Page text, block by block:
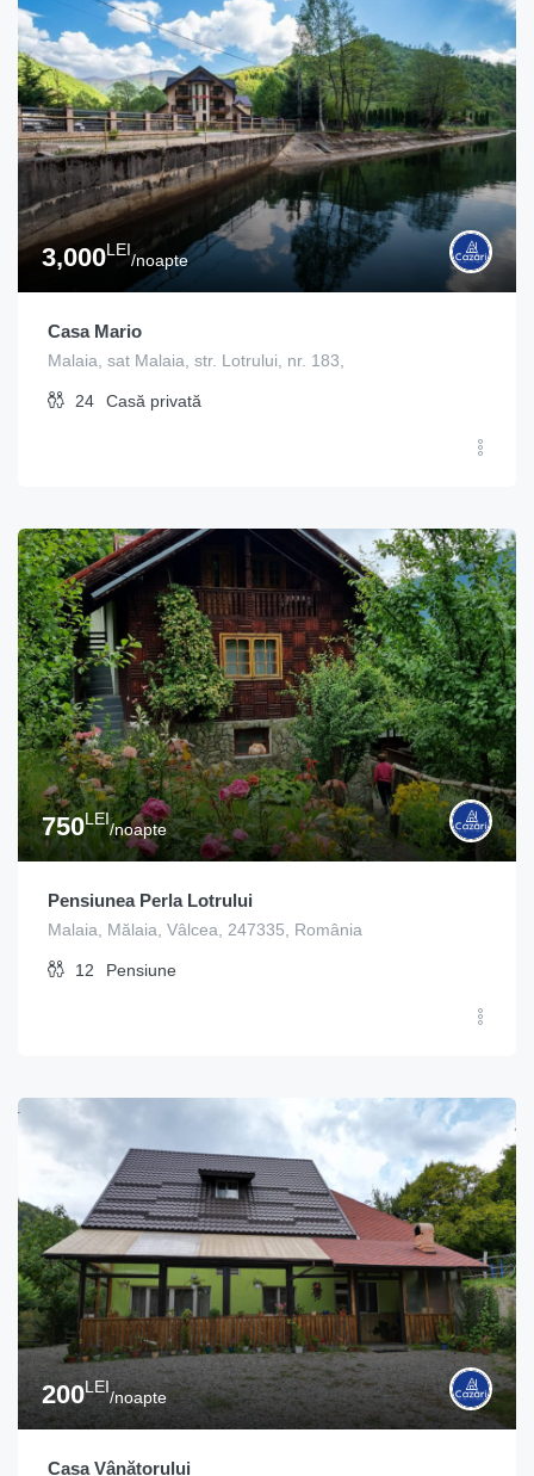
3,000LEI
/noapte
Casa Mario
Malaia, sat Malaia, str. Lotrului, nr. 183,
24 Casă privată
750LEI
/noapte
Pensiunea Perla Lotrului
Malaia, Mălaia, Vâlcea, 247335, România
12 Pensiune
200LEI
/noapte
Casa Vânătorului